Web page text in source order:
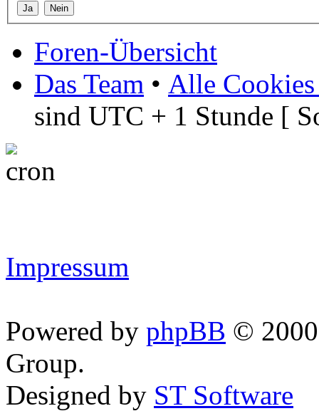
Foren-Übersicht
Das Team • Alle Cookies
sind UTC + 1 Stunde [
Impressum
Powered by phpBB ©
Group.
Designed by ST Software